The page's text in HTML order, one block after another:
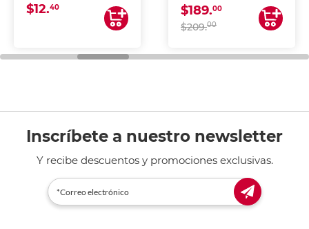
$12.40 $189.00
$209.00
Inscríbete a nuestro newsletter
Y recibe descuentos y promociones exclusivas.